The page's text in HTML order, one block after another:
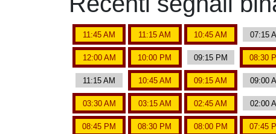
11:45 AM 11:15 AM 10:45 AM 07:15
12:00 AM 10:00 PM 09:15 PM 08:30
11:15 AM 10:45 AM 09:15 AM 09:00
03:30 AM 03:15 AM 02:45 AM 02:00
08:45 PM 08:30 PM 08:00 PM 07:45